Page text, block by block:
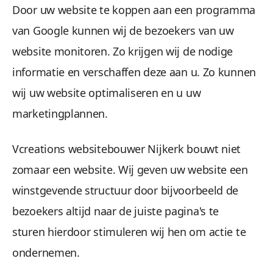
Door uw website te koppen aan een programma
van Google kunnen wij de bezoekers van uw
website monitoren. Zo krijgen wij de nodige
informatie en verschaffen deze aan u. Zo kunnen
wij uw website optimaliseren en u uw
marketingplannen.
Vcreations websitebouwer Nijkerk bouwt niet
zomaar een website. Wij geven uw website een
winstgevende structuur door bijvoorbeeld de
bezoekers altijd naar de juiste pagina's te
sturen hierdoor stimuleren wij hen om actie te
ondernemen.